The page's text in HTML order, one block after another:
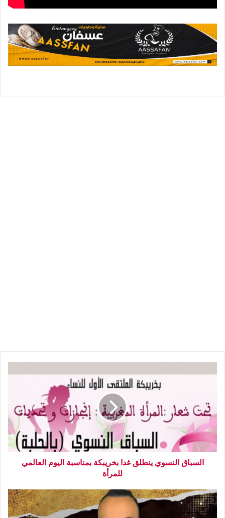
السباق النسوي ينطلق غدا بخريبكة بمناسبة اليوم العالمي
للمرأة